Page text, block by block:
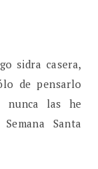
sidra casera,
de pensarlo
nunca las he
Santa